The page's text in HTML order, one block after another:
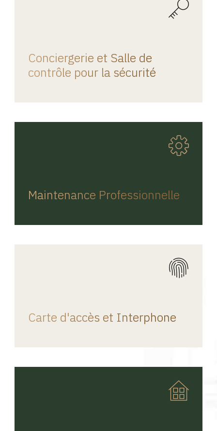
Conciergerie et Salle de
contrôle pour la sécurité
Maintenance Professionnelle
Carte d'accès et Interphone